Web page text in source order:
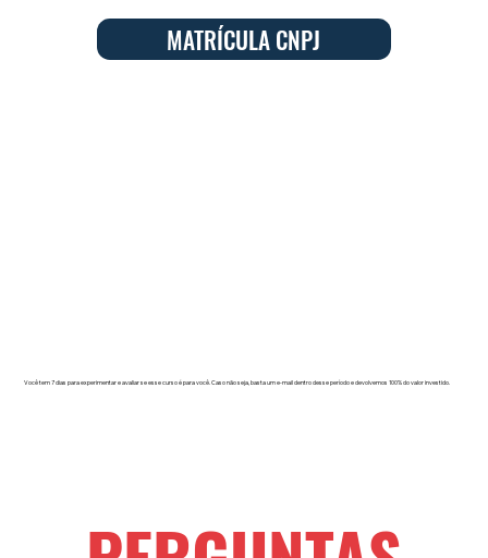
MATRÍCULA CNPJ
Você tem 7 dias para experimentar e avaliar se esse curso é para você. Caso não seja, basta um e-mail dentro desse período e devolvemos 100% do valor investido.